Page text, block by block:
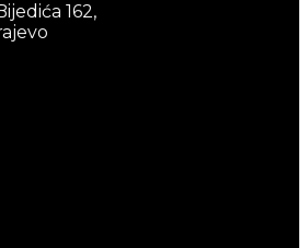
162,